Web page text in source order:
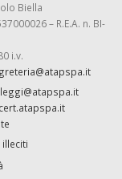
Biella
– R.E.A. n. BI-
i.v.
illeciti